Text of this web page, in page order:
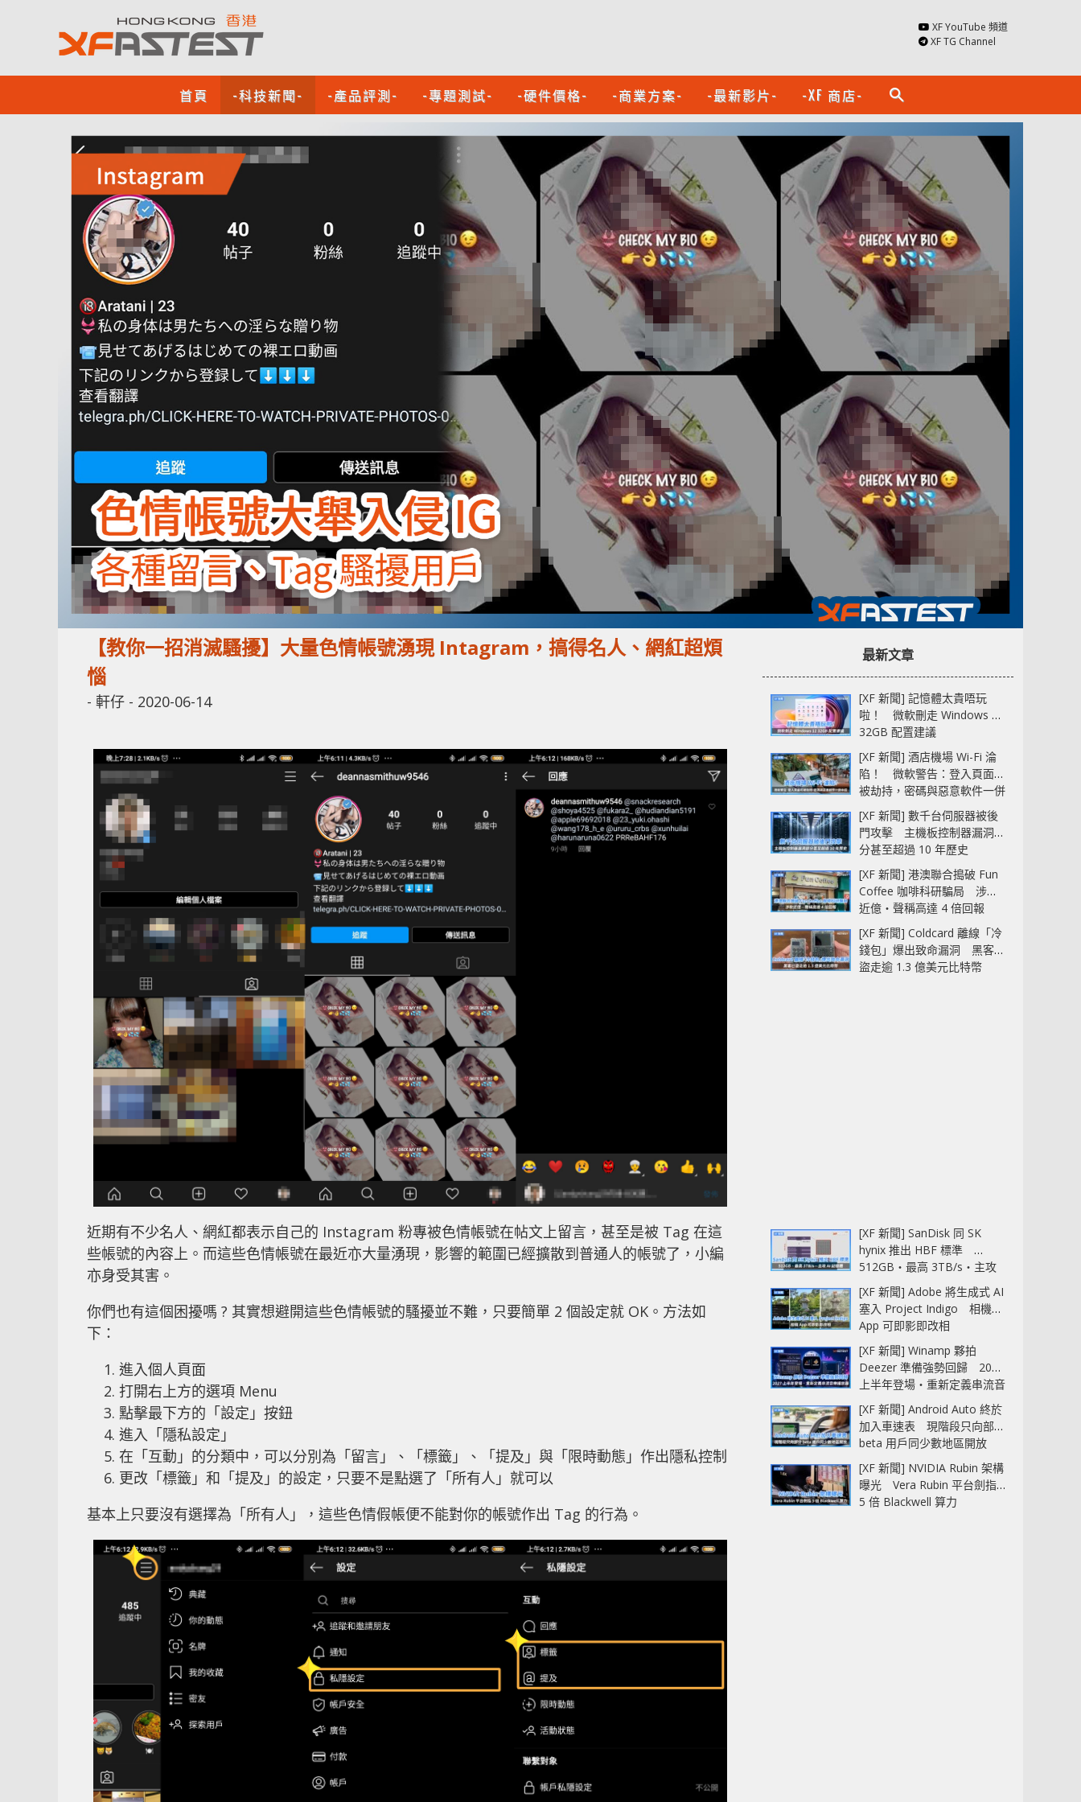
XF YouTube 頻道
XF TG Channel
首頁 -科技新聞- -產品評測- -專題測試- -硬件價格- -商業方案- -最新影片- -XF 商店- search
【教你一招消滅騷擾】大量色情帳號湧現 Intagram，搞得名人、網紅超煩
惱
- 軒仔 - 2020-06-14
近期有不少名人、網紅都表示自己的 Instagram 粉專被色情帳號在帖文上留言，甚至是被 Tag 在這
些帳號的內容上。而這些色情帳號在最近亦大量湧現，影響的範圍已經擴散到普通人的帳號了，小編
亦身受其害。
你們也有這個困擾嗎 ? 其實想避開這些色情帳號的騷擾並不難，只要簡單 2 個設定就 OK。方法如
下：
進入個人頁面
打開右上方的選項 Menu
點擊最下方的「設定」按鈕
進入「隱私設定」
在「互動」的分類中，可以分別為「留言」、「標籤」、「提及」與「限時動態」作出隱私控制
更改「標籤」和「提及」的設定，只要不是點選了「所有人」就可以
基本上只要沒有選擇為「所有人」，這些色情假帳便不能對你的帳號作出 Tag 的行為。
最新文章
[XF 新聞] 記憶體太貴唔玩
啦！ 微軟刪走 Windows 11
32GB 配置建議
[XF 新聞] 酒店機場 Wi-Fi 淪
陷！ 微軟警告：登入頁面可
被劫持，密碼與惡意軟件一併
中招
[XF 新聞] 數千台伺服器被後
門攻擊 主機板控制器漏洞部
分甚至超過 10 年歷史
[XF 新聞] 港澳聯合搗破 Fun
Coffee 咖啡科研騙局 涉款
近億‧聲稱高達 4 倍回報
[XF 新聞] Coldcard 離線「冷
錢包」爆出致命漏洞 黑客已
盜走逾 1.3 億美元比特幣
[XF 新聞] SanDisk 同 SK
hynix 推出 HBF 標準
512GB‧最高 3TB/s‧主攻
AI 記憶體
[XF 新聞] Adobe 將生成式 AI
塞入 Project Indigo 相機
App 可即影即改相
[XF 新聞] Winamp 夥拍
Deezer 準備強勢回歸 2027
上半年登場‧重新定義串流音
樂播放器
[XF 新聞] Android Auto 終於
加入車速表 現階段只向部分
beta 用戶同少數地區開放
[XF 新聞] NVIDIA Rubin 架構
曝光 Vera Rubin 平台劍指
5 倍 Blackwell 算力